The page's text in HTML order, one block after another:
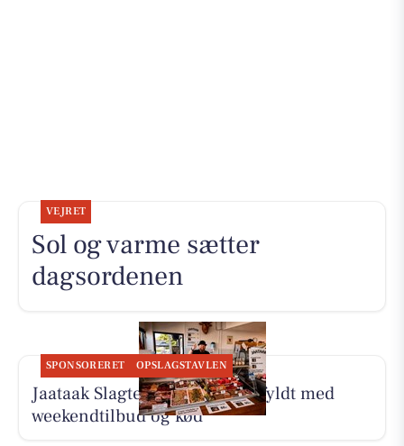
VEJRET
Sol og varme sætter
dagsordenen
SPONSORERET OPSLAGSTAVLEN
Jaataak Slagteren har disken fyldt med
weekendtilbud og kød